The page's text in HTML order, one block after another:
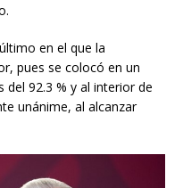
en el que la
pues se colocó en un
del 92.3 % y al interior de
unánime, al alcanzar